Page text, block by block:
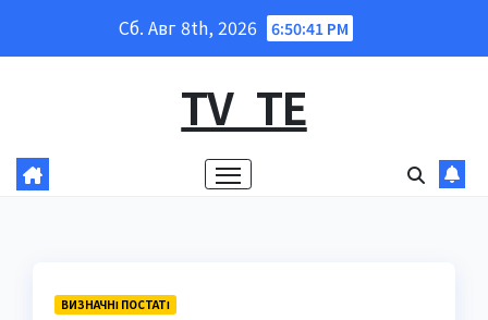
Сб. Авг 8th, 2026 6:50:42 PM
TV_TE
ВИЗНАЧНІ ПОСТАТІ